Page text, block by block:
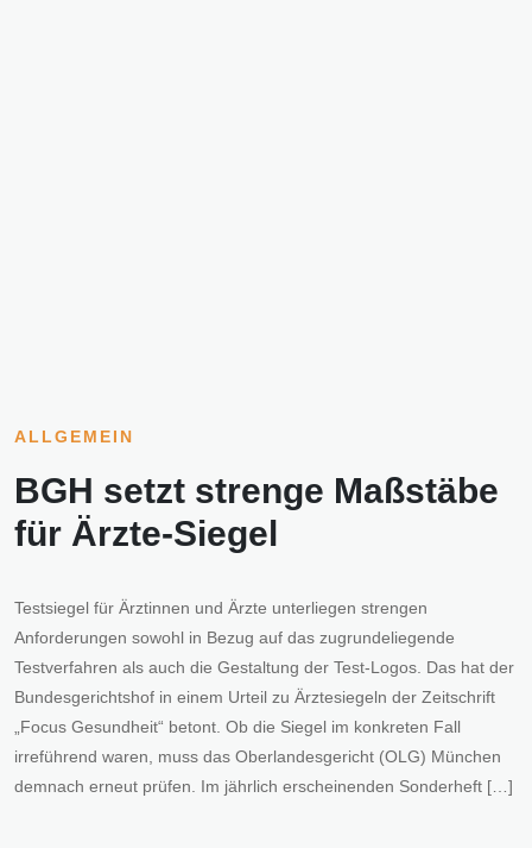
ALLGEMEIN
BGH setzt strenge Maßstäbe
für Ärzte-Siegel
Testsiegel für Ärztinnen und Ärzte unterliegen strengen
Anforderungen sowohl in Bezug auf das zugrundeliegende
Testverfahren als auch die Gestaltung der Test-Logos. Das hat der
Bundesgerichtshof in einem Urteil zu Ärztesiegeln der Zeitschrift
„Focus Gesundheit“ betont. Ob die Siegel im konkreten Fall
irreführend waren, muss das Oberlandesgericht (OLG) München
demnach erneut prüfen. Im jährlich erscheinenden Sonderheft […]